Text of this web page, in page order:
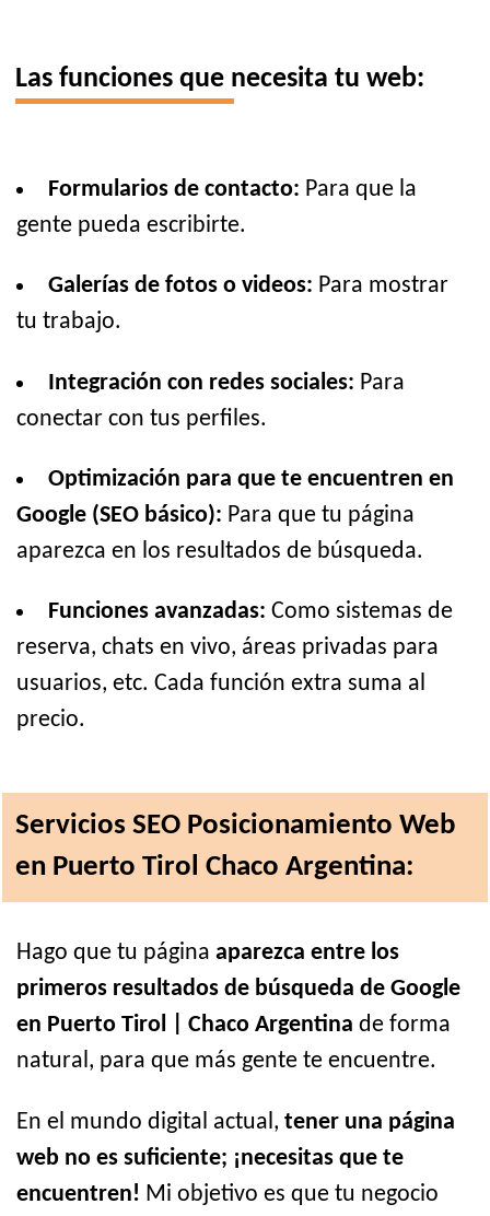
Las funciones que necesita tu web:
Formularios de contacto: Para que la
gente pueda escribirte.
Galerías de fotos o videos: Para mostrar
tu trabajo.
Integración con redes sociales: Para
conectar con tus perfiles.
Optimización para que te encuentren en
Google (SEO básico): Para que tu página
aparezca en los resultados de búsqueda.
Funciones avanzadas: Como sistemas de
reserva, chats en vivo, áreas privadas para
usuarios, etc. Cada función extra suma al
precio.
Servicios SEO Posicionamiento Web
en Puerto Tirol Chaco Argentina:
Hago que tu página aparezca entre los
primeros resultados de búsqueda de Google
en Puerto Tirol | Chaco Argentina de forma
natural, para que más gente te encuentre.
En el mundo digital actual, tener una página
web no es suficiente; ¡necesitas que te
encuentren! Mi objetivo es que tu negocio